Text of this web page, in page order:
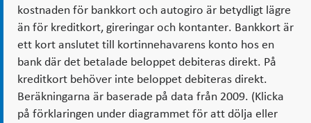
kostnaden för bankkort och autogiro är betydligt lägre
än för kreditkort, gireringar och kontanter. Bankkort är
ett kort anslutet till kortinnehavarens konto hos en
bank där det betalade beloppet debiteras direkt. På
kreditkort behöver inte beloppet debiteras direkt.
Beräkningarna är baserade på data från 2009. (Klicka
på förklaringen under diagrammet för att dölja eller